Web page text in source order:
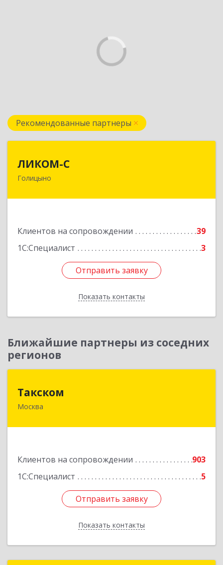
Рекомендованные партнеры
ЛИКОМ-С
Голицыно
Клиентов на сопровождении
39
1С:Специалист
3
Отправить заявку
Показать контакты
143040, Московская обл, Одинцовский р-н,
Подробнее
Отправить заявку
Назад
Ближайшие партнеры из соседних
регионов
Такском
Москва
Клиентов на сопровождении
903
1С:Специалист
5
Отправить заявку
Показать контакты
119034, Москва г, Барыковский пер, дом №
Отправить заявку
Назад